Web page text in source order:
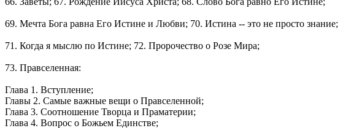
69. Мечта Бога равна Его Истине и Любви; 70. Истина -- это не просто знание;
71. Когда я мыслю по Истине; 72. Пророчество о Розе Мира;
73. Правселенная:
Глава 1. Вступление;
Главы 2. Самые важные вещи о Правселенной;
Глава 3. Соотношение Творца и Праматерии;
Глава 4. Вопрос о Божьем Единстве;